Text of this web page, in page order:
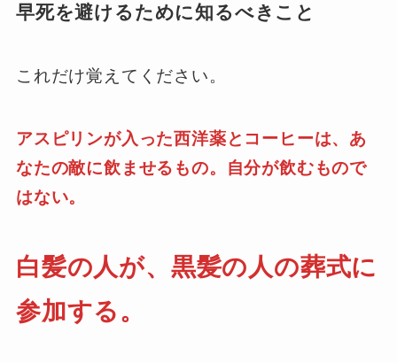
早死を避けるために知るべきこと
これだけ覚えてください。
アスピリンが入った西洋薬とコーヒーは、あ
なたの敵に飲ませるもの。自分が飲むもので
はない。
白髪の人が、黒髪の人の葬式に
参加する。